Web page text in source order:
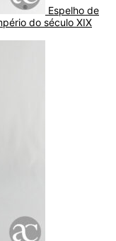
Espelho de
do século XIX